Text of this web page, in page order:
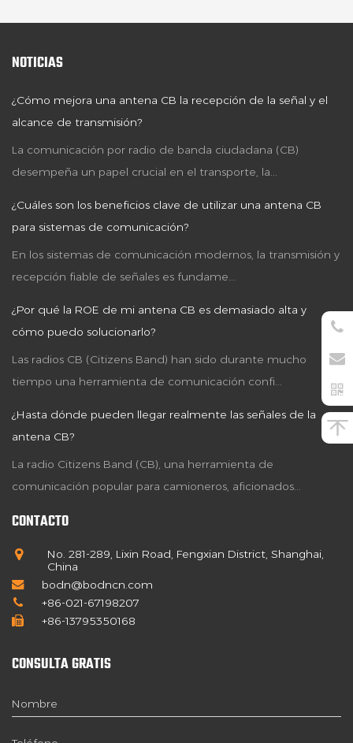
NOTICIAS
¿Cómo mejora una antena CB la recepción de la señal y el
alcance de transmisión?
La comunicación por radio de banda ciudadana (CB)
desempeña un papel crucial en el transporte, la...
¿Cuáles son los beneficios clave de utilizar una antena CB
para sistemas de comunicación?
En los sistemas de comunicación modernos, la transmisión y
recepción fiable de señales es fundame...
¿Por qué la ROE de mi antena CB es demasiado alta y
cómo puedo solucionarlo?
Las radios CB (Citizens Band) han sido durante mucho
tiempo una herramienta de comunicación confi...
¿Hasta dónde pueden llegar realmente las señales de la
antena CB?
La radio Citizens Band (CB), una herramienta de
comunicación popular para camioneros, aficionados...
CONTACTO
No. 281-289, Lixin Road, Fengxian District, Shanghai,
China
bodn@bodncn.com
+86-021-67198207
+86-13795350168
CONSULTA GRATIS